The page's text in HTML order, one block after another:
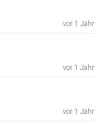
vor 1 Jahr
vor 1 Jahr
vor 1 Jahr